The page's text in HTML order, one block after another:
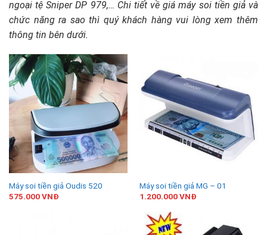
ngoại tệ Sniper DP 979,… Chi tiết về giá máy soi tiền giả và
chức năng ra sao thì quý khách hàng vui lòng xem thêm
thông tin bên dưới.
Máy soi tiền giả Oudis 520
575.000VNĐ
Máy soi tiền giả MG – 01
1.200.000VNĐ